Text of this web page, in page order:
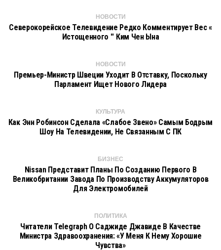
НОВОСТИ
Северокорейское Телевидение Редко Комментирует Вес «
Истощенного '' Ким Чен Ына
НОВОСТИ
Премьер-Министр Швеции Уходит В Отставку, Поскольку
Парламент Ищет Нового Лидера
КУЛЬТУРА
Как Энн Робинсон Сделала «Слабое Звено» Самым Бодрым
Шоу На Телевидении, Не Связанным С ПК
БИЗНЕС
Nissan Представит Планы По Созданию Первого В
Великобритании Завода По Производству Аккумуляторов
Для Электромобилей
ПОЛИТИКА
Читатели Telegraph О Саджиде Джавиде В Качестве
Министра Здравоохранения: «У Меня К Нему Хорошие
Чувства»